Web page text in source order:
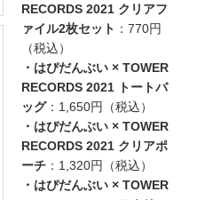
RECORDS 2021 クリアフ
ァイル2枚セット ：770円
（税込）
・はぴだんぶい × TOWER
RECORDS 2021 トートバ
ッグ：1,650円（税込）
・はぴだんぶい × TOWER
RECORDS 2021 クリアポ
ーチ ：1,320円（税込）
・はぴだんぶい × TOWER